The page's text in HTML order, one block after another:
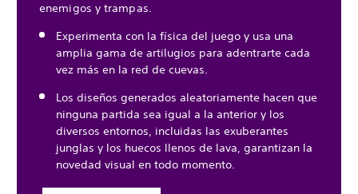
enemigos y trampas.
Experimenta con la física del juego y usa una
amplia gama de artilugios para adentrarte cada
vez más en la red de cuevas.
Los diseños generados aleatoriamente hacen que
ninguna partida sea igual a la anterior y los
diversos entornos, incluidas las exuberantes
junglas y los huecos llenos de lava, garantizan la
novedad visual en todo momento.